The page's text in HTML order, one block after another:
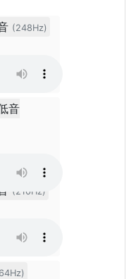
(248Hz)
音
(210Hz)